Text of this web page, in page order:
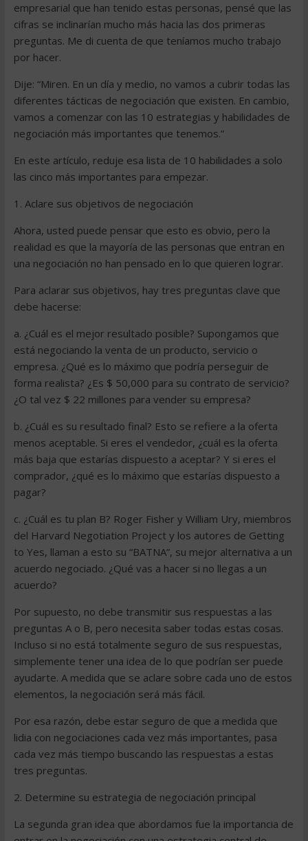
empresarial que han tenido estas personas, pensé que las
cifras se inclinarían mucho más hacia las dos primeras
preguntas. Me di cuenta de que teníamos mucho trabajo
por hacer.
Dije: “Miren. En un día y medio, no vamos a cubrir todas las
diferentes tácticas de negociación que existen. En cambio,
vamos a comenzar con las 10 estrategias y habilidades de
negociación más importantes que tenemos.”
En este artículo, reduje esa lista de 10 habilidades a solo
las cinco más importantes para empezar.
1. Aclare sus objetivos de negociación
Ahora, usted puede pensar que esto es obvio, pero la
realidad es que la mayoría de las personas que entran en
una negociación no han pensado en lo que quieren lograr.
Para aclarar sus objetivos, hay tres preguntas clave que
debe hacerse:
a. ¿Cuál es el mejor resultado posible? Supongamos que
está negociando la venta de un producto, servicio o
empresa. ¿Qué es lo máximo que podría perseguir de
forma realista? ¿Es $ 50,000 para su contrato de servicio?
¿O tal vez $ 22 millones para vender su empresa?
b. ¿Cuál es su resultado final? Esto se refiere a la oferta
menos aceptable. Si eres el vendedor, ¿cuál es la oferta
más baja que estarías dispuesto a aceptar? Y si eres el
comprador, ¿qué es lo máximo que estarías dispuesto a
pagar?
c. ¿Cuál es tu plan B? Roger Fisher y William Ury, miembros
del Harvard Negotiation Project y los autores de Getting
to Yes, llaman a esto su “BATNA”, su mejor alternativa a un
acuerdo negociado. ¿Qué vas a hacer si no llegas a un
acuerdo?
Por supuesto, no debe transmitir sus respuestas a las
preguntas A o B, pero necesita saber todas estas cosas.
Incluso si no está totalmente seguro de sus respuestas,
simplemente tener una idea de lo que podrían ser puede
ayudarte. A medida que se aclare sobre cada uno de estos
elementos, la negociación será más fácil.
Por esa razón, debe estar seguro de que a medida que
lidia con negociaciones cada vez más importantes, pasa
cada vez más tiempo buscando las respuestas a estas
tres preguntas.
2. Determine su estrategia de negociación principal
La segunda gran idea que abordamos fue la importancia de